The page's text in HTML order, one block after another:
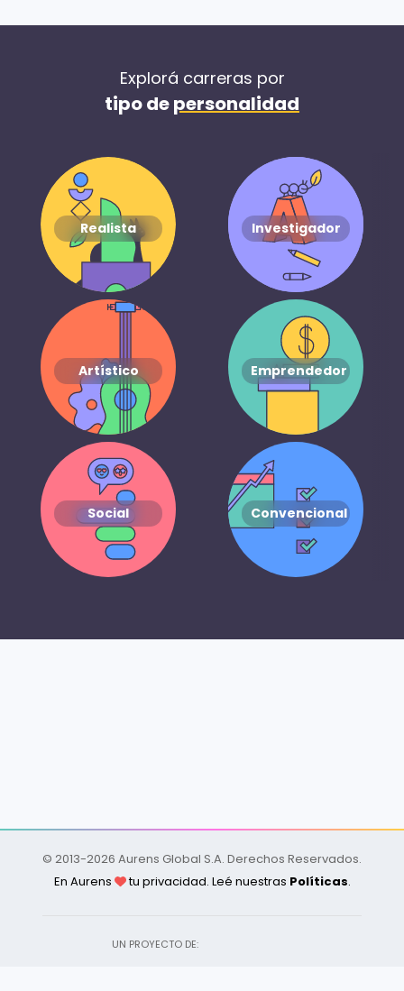
Explorá carreras por
tipo depersonalidad
Realista Investigador
Artístico Emprendedor
Social Convencional
© 2013-2026 Aurens Global S.A. Derechos Reservados.
En Aurens
tu privacidad. Leé nuestras Políticas.
UN PROYECTO DE: